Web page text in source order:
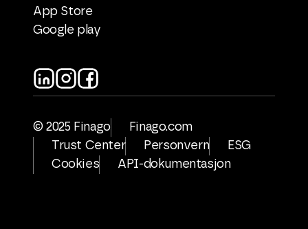
App Store
Google play
© 2025 Finago
Finago.com
Trust Center
Personvern
ESG
Cookies
API-dokumentasjon